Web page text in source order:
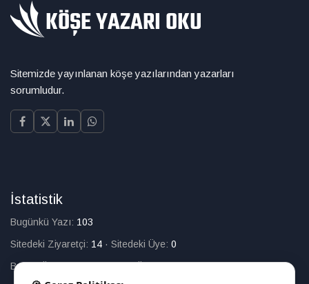
Sitemizde yayınlanan köşe yazılarından yazarları
sorumludur.
İstatistik
Bugünkü Yazı: 103
Sitedeki Ziyaretçi: 14 · Sitedeki Üye: 0
Bugün Üye Olan:0·Toplam Üye:226